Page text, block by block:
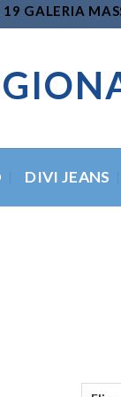
19 GALERIA
DIVI JEANS